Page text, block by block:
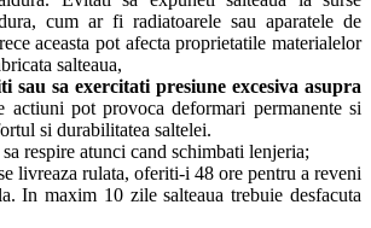
cum ar fi radiatoarele sau aparatele de
aceasta pot afecta proprietatile materialelor
salteaua,
sau sa exercitati presiune excesiva asupra
actiuni pot provoca deformari permanente si
si durabilitatea saltelei.
respire atunci cand schimbati lenjeria;
livreaza rulata, oferiti-i 48 ore pentru a reveni
In maxim 10 zile salteaua trebuie desfacuta